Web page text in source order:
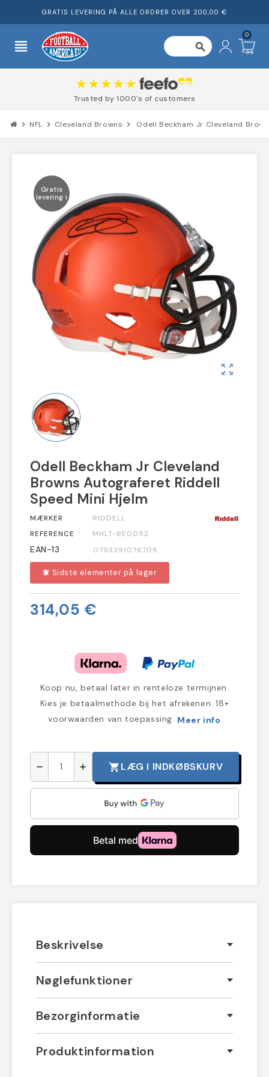
GRATIS LEVERING PÅ ALLE ORDRER OVER 200,00 €
view_headline search
0
Trusted by 1000's of customers
chevron_right NFL chevron_right Cleveland Browns chevron_right Odell Beckham Jr Cleveland
Gratis
levering i
zoom_out_map
Odell Beckham Jr Cleveland
Browns Autograferet Riddell
Speed Mini Hjelm
MÆRKER
RIDDELL
REFERENCE
MHLT-BE0052
EAN-13 0793391076708
notifications_active Sidste elementer på lager
314,05 €
Koop nu, betaal later in renteloze termijnen.
Kies je betaalmethode bij het afrekenen. 18+
voorwaarden van toepassing. Meer info
remove add shopping_cart LÆG I INDKØBSKURV
Beskrivelse
Nøglefunktioner
Bezorginformatie
Produktinformation